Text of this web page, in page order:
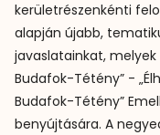
kerületrészenkénti
alapján újabb,
javaslatainkat,
Budafok-Tétény” -
Budafok-Tétény”
benyújtására. A